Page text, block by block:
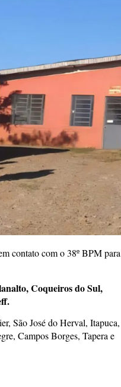
contato com o 38º BPM para
Coqueiros do Sul,
São José do Herval, Itapuca,
Campos Borges, Tapera e